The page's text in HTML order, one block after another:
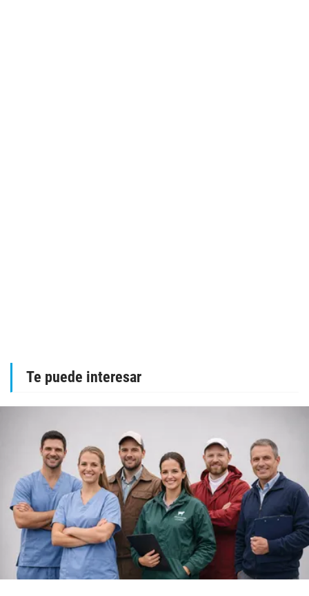
Te puede interesar